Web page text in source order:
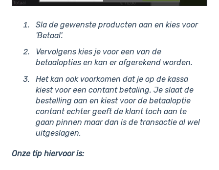
Sla de gewenste producten aan en kies voor
'Betaal'.
Vervolgens kies je voor een van de
betaalopties en kan er afgerekend worden.
Het kan ook voorkomen dat je op de kassa
kiest voor een contant betaling. Je slaat de
bestelling aan en kiest voor de betaaloptie
contant echter geeft de klant toch aan te
gaan pinnen maar dan is de transactie al wel
uitgeslagen.
Onze tip hiervoor is: